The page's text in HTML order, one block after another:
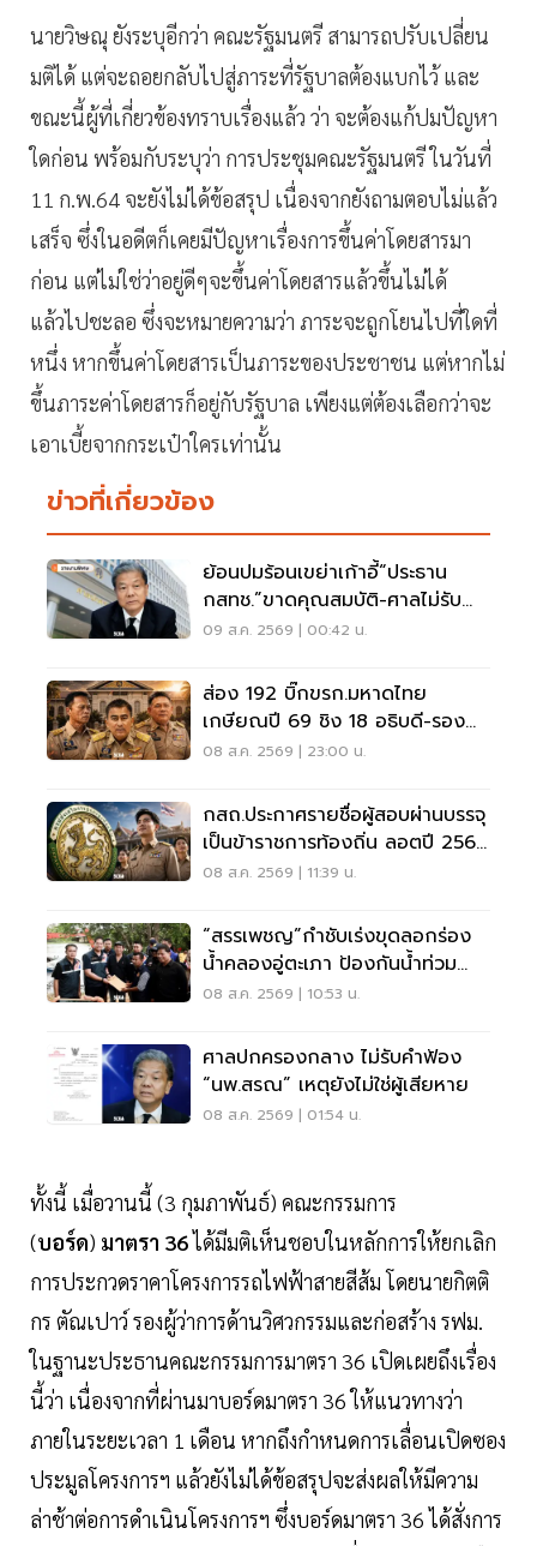
นายวิษณุ ยังระบุอีกว่า คณะรัฐมนตรี สามารถปรับเปลี่ยน
มติได้ แต่จะถอยกลับไปสู่ภาระที่รัฐบาลต้องแบกไว้ และ
ขณะนี้ผู้ที่เกี่ยวข้องทราบเรื่องแล้ว ว่า จะต้องแก้ปมปัญหา
ใดก่อน พร้อมกับระบุว่า การประชุมคณะรัฐมนตรี ในวันที่
11 ก.พ.64 จะยังไม่ได้ข้อสรุป เนื่องจากยังถามตอบไม่แล้ว
เสร็จ ซึ่งในอดีตก็เคยมีปัญหาเรื่องการขึ้นค่าโดยสารมา
ก่อน แต่ไม่ใช่ว่าอยู่ดีๆจะขึ้นค่าโดยสารแล้วขึ้นไม่ได้
แล้วไปชะลอ ซึ่งจะหมายความว่า ภาระจะถูกโยนไปที่ใดที่
หนึ่ง หากขึ้นค่าโดยสารเป็นภาระของประชาชน แต่หากไม่
ขึ้นภาระค่าโดยสารก็อยู่กับรัฐบาล เพียงแต่ต้องเลือกว่าจะ
เอาเบี้ยจากกระเป๋าใครเท่านั้น
ข่าวที่เกี่ยวข้อง
ย้อนปมร้อนเขย่าเก้าอี้“ประธาน
กสทช.”ขาดคุณสมบัติ-ศาลไม่รับคำ
ฟ้อง
09 ส.ค. 2569 | 00:42 น.
ส่อง 192 บิ๊กขรก.มหาดไทย
เกษียณปี 69 ชิง 18 อธิบดี-รอง
ปลัด-ผู้ว่าฯ
08 ส.ค. 2569 | 23:00 น.
กสถ.ประกาศรายชื่อผู้สอบผ่านบรรจุ
เป็นข้าราชการท้องถิ่น ลอตปี 2568
ใหม่
08 ส.ค. 2569 | 11:39 น.
“สรรเพชญ”กำชับเร่งขุดลอกร่อง
น้ำคลองอู่ตะเภา ป้องกันน้ำท่วม
สงขลา
08 ส.ค. 2569 | 10:53 น.
ศาลปกครองกลาง ไม่รับคำฟ้อง
“นพ.สรณ” เหตุยังไม่ใช่ผู้เสียหาย
08 ส.ค. 2569 | 01:54 น.
ทั้งนี้ เมื่อวานนี้ (3 กุมภาพันธ์) คณะกรรมการ
(บอร์ด) มาตรา 36ได้มีมติเห็นชอบในหลักการให้ยกเลิก
การประกวดราคาโครงการรถไฟฟ้าสายสีส้ม โดยนายกิตติ
กร ตัณเปาว์ รองผู้ว่าการด้านวิศวกรรมและก่อสร้าง รฟม.
ในฐานะประธานคณะกรรมการมาตรา 36 เปิดเผยถึงเรื่อง
นี้ว่า เนื่องจากที่ผ่านมาบอร์ดมาตรา 36 ให้แนวทางว่า
ภายในระยะเวลา 1 เดือน หากถึงกำหนดการเลื่อนเปิดซอง
ประมูลโครงการฯ แล้วยังไม่ได้ข้อสรุปจะส่งผลให้มีความ
ล่าช้าต่อการดำเนินโครงการฯ ซึ่งบอร์ดมาตรา 36 ได้สั่งการ